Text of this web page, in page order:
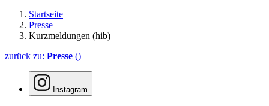
Startseite
Presse
Kurzmeldungen (hib)
zurück zu: Presse ()
Instagram